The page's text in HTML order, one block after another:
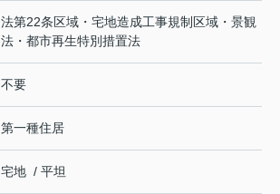
法第22条区域・宅地造成工事規制区域・景観
法・都市再生特別措置法
不要
第一種住居
宅地 / 平坦